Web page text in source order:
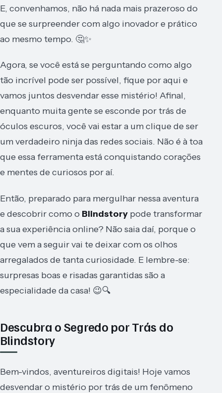
E, convenhamos, não há nada mais prazeroso do
que se surpreender com algo inovador e prático
ao mesmo tempo. 🤔✨
Agora, se você está se perguntando como algo
tão incrível pode ser possível, fique por aqui e
vamos juntos desvendar esse mistério! Afinal,
enquanto muita gente se esconde por trás de
óculos escuros, você vai estar a um clique de ser
um verdadeiro ninja das redes sociais. Não é à toa
que essa ferramenta está conquistando corações
e mentes de curiosos por aí.
Então, preparado para mergulhar nessa aventura
e descobrir como o Blindstory pode transformar
a sua experiência online? Não saia daí, porque o
que vem a seguir vai te deixar com os olhos
arregalados de tanta curiosidade. E lembre-se:
surpresas boas e risadas garantidas são a
especialidade da casa! 😉🔍
Descubra o Segredo por Trás do
Blindstory
Bem-vindos, aventureiros digitais! Hoje vamos
desvendar o mistério por trás de um fenômeno